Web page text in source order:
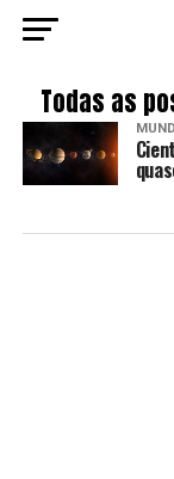
Todas as